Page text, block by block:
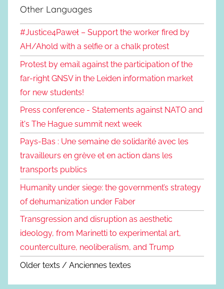
Other Languages
#Justice4Paweł – Support the worker fired by
AH/Ahold with a selfie or a chalk protest
Protest by email against the participation of the
far-right GNSV in the Leiden information market
for new students!
Press conference - Statements against NATO and
it's The Hague summit next week
Pays-Bas : Une semaine de solidarité avec les
travailleurs en grève et en action dans les
transports publics
Humanity under siege: the government’s strategy
of dehumanization under Faber
Transgression and disruption as aesthetic
ideology, from Marinetti to experimental art,
counterculture, neoliberalism, and Trump
Older texts / Anciennes textes